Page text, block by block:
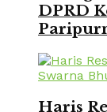
DPRD
Haris